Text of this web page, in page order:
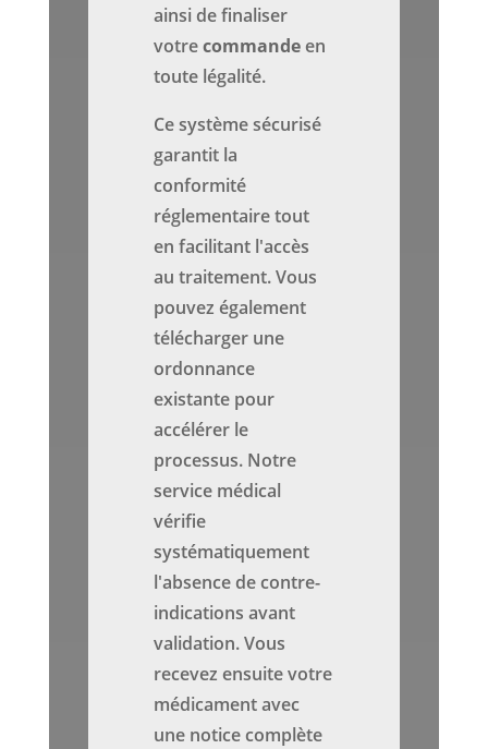
ainsi de finaliser
votrecommandeen
toute légalité.
Ce système sécurisé
garantit la
conformité
réglementaire tout
en facilitant l'accès
au traitement. Vous
pouvez également
télécharger une
ordonnance
existante pour
accélérer le
processus. Notre
service médical
vérifie
systématiquement
l'absence de contre-
indications avant
validation. Vous
recevez ensuite votre
médicament avec
une notice complète